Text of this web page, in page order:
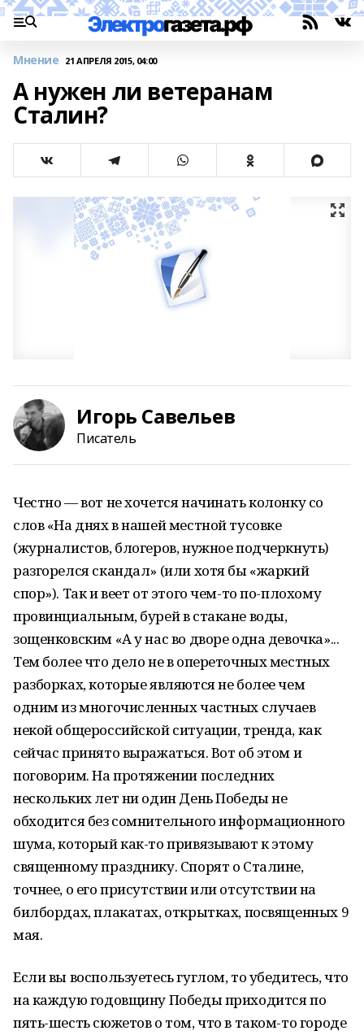
Мнение 21 АПРЕЛЯ 2015, 04:00
А нужен ли ветеранам
Сталин?
Игорь Савельев
Писатель
Честно — вот не хочется начинать колонку со
слов «На днях в нашей местной тусовке
(журналистов, блогеров, нужное подчеркнуть)
разгорелся скандал» (или хотя бы «жаркий
спор»). Так и веет от этого чем-то по-плохому
провинциальным, бурей в стакане воды,
зощенковским «А у нас во дворе одна девочка»...
Тем более что дело не в опереточных местных
разборках, которые являются не более чем
одним из многочисленных частных случаев
некой общероссийской ситуации, тренда, как
сейчас принято выражаться. Вот об этом и
поговорим. На протяжении последних
нескольких лет ни один День Победы не
обходится без сомнительного информационного
шума, который как-то привязывают к этому
священному празднику. Спорят о Сталине,
точнее, о его присутствии или отсутствии на
билбордах, плакатах, открытках, посвященных 9
мая.
Если вы воспользуетесь гуглом, то убедитесь, что
на каждую годовщину Победы приходится по
пять-шесть сюжетов о том, что в таком-то городе